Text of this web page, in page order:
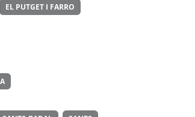
EL PUTGET I FARRO